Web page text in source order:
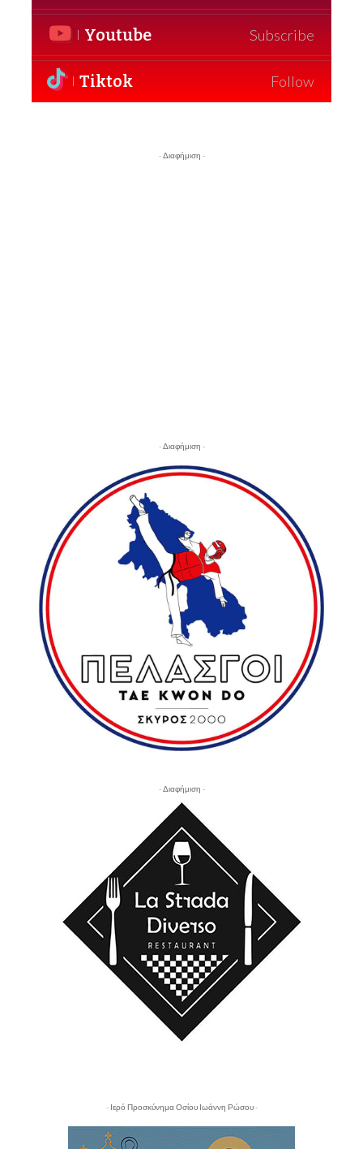
Youtube Subscribe
Tiktok Follow
- Διαφήμιση -
- Διαφήμιση -
- Διαφήμιση -
- Ιερό Προσκύνημα Οσίου Ιωάννη Ρώσου -